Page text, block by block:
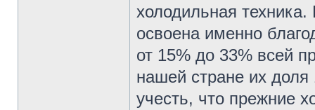
холодильная
освоена именно
от 15% до 33% всей
нашей стране их
учесть, что прежние